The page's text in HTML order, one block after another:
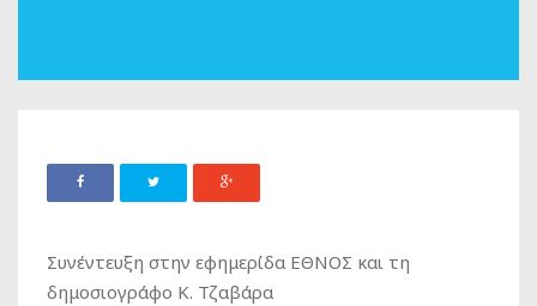
Συνέντευξη στην εφημερίδα ΕΘΝΟΣ και τη
δημοσιογράφο Κ. Τζαβάρα